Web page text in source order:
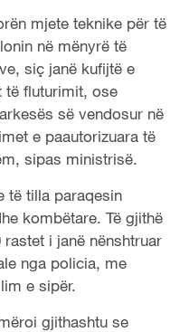
mjete teknike për të
në mënyrë të
siç janë kufijtë e
të fluturimit, ose
së vendosur në
e paautorizuara të
sipas ministrisë.
të tilla paraqesin
kombëtare. Të gjithë
i janë nënshtruar
nga policia, me
e sipër.
gjithashtu se